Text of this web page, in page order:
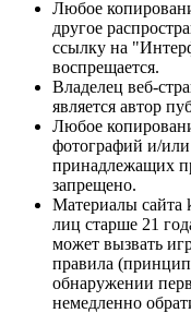
Любое
другое
ссылку на
воспрещается.
Владелец веб-
является автор
Любое
фотографий и/или
принадлежащих
запрещено.
Материалы сайта
лиц старше 21
может вызвать
правила
обнаружении
немедленно